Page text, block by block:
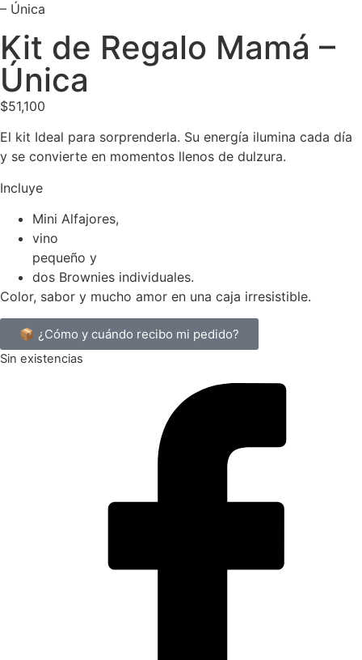
– Única
Kit de Regalo Mamá –
Única
$51,100
El kit Ideal para sorprenderla. Su energía ilumina cada día
y se convierte en momentos llenos de dulzura.
Incluye
Mini Alfajores,
vino
pequeño y
dos Brownies individuales.
Color, sabor y mucho amor en una caja irresistible.
📦 ¿Cómo y cuándo recibo mi pedido?
Sin existencias